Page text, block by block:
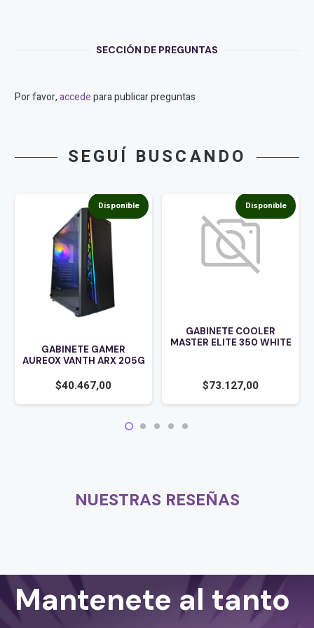
SECCIÓN DE PREGUNTAS
Por favor,accedepara publicar preguntas
SEGUÍ BUSCANDO
Disponible
GABINETE GAMER
AUREOX VANTH ARX 205G
$40.467,00
Disponible
GABINETE COOLER
MASTER ELITE 350 WHITE
$73.127,00
NUESTRAS RESEÑAS
Mantenete al tanto